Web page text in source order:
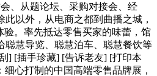
、从题论坛、采购对接会、经
以外，从电商之都到曲播之城，
验。率先抵达零售买家的味蕾，馆
聪慧导览、聪慧泊车、聪慧餐饮等
] [插手珍藏] [告诉老友] [打印本
心打制的中国高端零售品牌展，